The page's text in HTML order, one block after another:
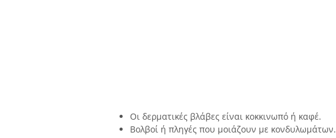
Οι δερματικές βλάβες είναι κοκκινωπό ή καφέ.
Βολβοί ή πληγές που μοιάζουν με κονδυλωμάτων.